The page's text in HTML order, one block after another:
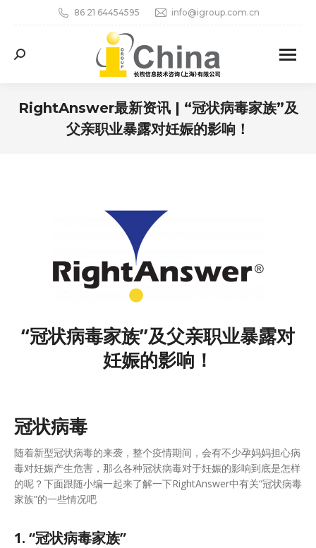
86 21 64454595 info@igroup.com.cn
Search:
RightAnswer最新资讯 | “冠状病毒家族”及
父亲职业暴露对妊娠的影响！
“冠状病毒家族”及父亲职业暴露对
妊娠的影响！
冠状病毒
随着新型冠状病毒的来袭，整个疫情期间，会有不少孕妈妈担心病
毒对妊娠产生危害，那么各种冠状病毒对于妊娠的影响到底是怎样
的呢？下面跟随小编一起来了解一下RightAnswer中有关“冠状病毒
家族”的一些情况吧
1. “冠状病毒家族”